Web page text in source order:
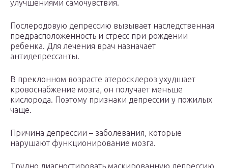
улучшениями самочувствия.
Послеродовую депрессию вызывает наследственная
предрасположенность и стресс при рождении
ребенка. Для лечения врач назначает
антидепрессанты.
В преклонном возрасте атеросклероз ухудшает
кровоснабжение мозга, он получает меньше
кислорода. Поэтому признаки депрессии у пожилых
чаще.
Причина депрессии – заболевания, которые
нарушают функционирование мозга.
Трудно диагностировать маскированную депрессию,